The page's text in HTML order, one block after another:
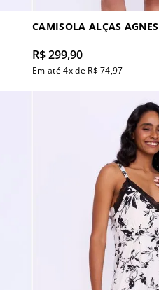
CAMISOLA ALÇAS AGNES
R$299,90
Em até4x de R$ 74,97